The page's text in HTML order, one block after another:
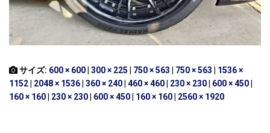
サイズ: 600 × 600| 300 × 225 | 750 × 563 | 750 × 563 | 1536 ×
1152| 2048 × 1536| 360 × 240| 460 × 460| 230 × 230| 600 × 450|
160 × 160| 230 × 230| 600 × 450| 160 × 160| 2560 × 1920